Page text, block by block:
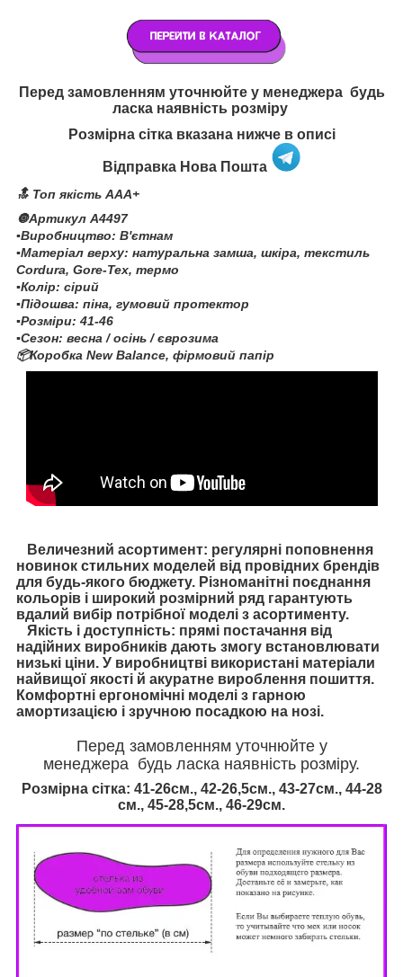
Перед замовленням уточнюйте у менеджера будь
ласка наявність розміру
Розмірна сітка вказана нижче в описі
Відправка Нова Пошта
🔝 Топ якість AAA+
🔘Артикул A4497
▪️Виробництво: В'єтнам
▪️Матеріал верху: натуральна замша, шкіра, текстиль
Cordura, Gore-Tex, термо
▪️Колір: сірий
▪️Підошва: піна, гумовий протектор
▪️Розміри: 41-46
▪️Сезон: весна / осінь / єврозима
📦Коробка New Balance, фірмовий папір
Величезний асортимент: регулярні поповнення
новинок стильних моделей від провідних брендів
для будь-якого бюджету. Різноманітні поєднання
кольорів і широкий розмірний ряд гарантують
вдалий вибір потрібної моделі з асортименту.
Якість і доступність: прямі постачання від
надійних виробників дають змогу встановлювати
низькі ціни. У виробництві використані матеріали
найвищої якості й акуратне вироблення пошиття.
Комфортні ергономічні моделі з гарною
амортизацією і зручною посадкою на нозі.
Перед замовленням уточнюйте у
менеджера будь ласка наявність розміру.
Розмірна сітка: 41-26см., 42-26,5см., 43-27см., 44-28
см., 45-28,5см., 46-29см.